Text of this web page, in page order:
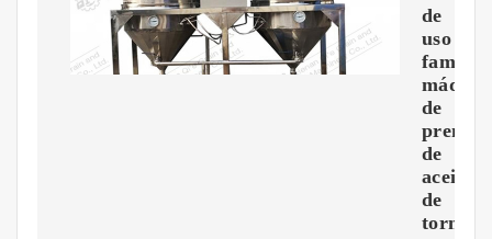
de
uso
de
de
aceite
de